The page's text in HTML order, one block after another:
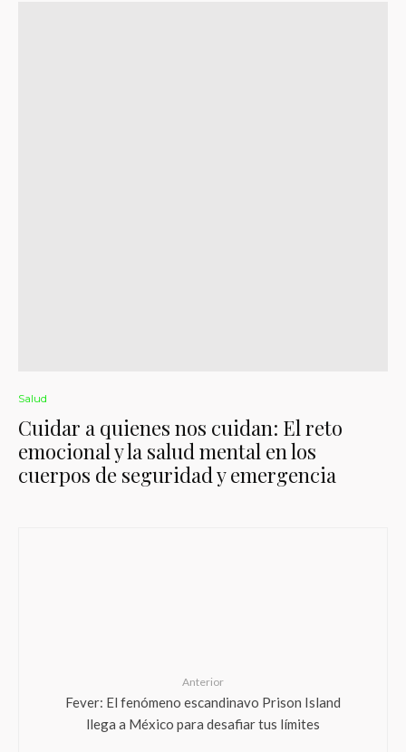
Salud
Cuidar a quienes nos cuidan: El reto
emocional y la salud mental en los
cuerpos de seguridad y emergencia
Anterior
Fever: El fenómeno escandinavo Prison Island
llega a México para desafiar tus límites